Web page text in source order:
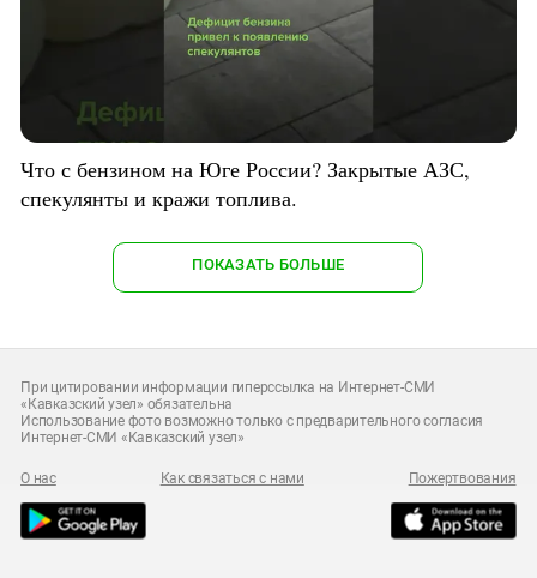
Что с бензином на Юге России? Закрытые АЗС,
спекулянты и кражи топлива.
ПОКАЗАТЬ БОЛЬШЕ
При цитировании информации гиперссылка на Интернет-СМИ
«Кавказский узел» обязательна
Использование фото возможно только с предварительного согласия
Интернет-СМИ «Кавказский узел»
О нас Как связаться с нами Пожертвования